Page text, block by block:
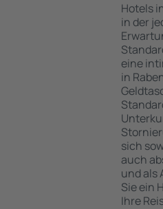
Hotels
in der
eine
in
sich
auch
und als
Sie ein
Ihre